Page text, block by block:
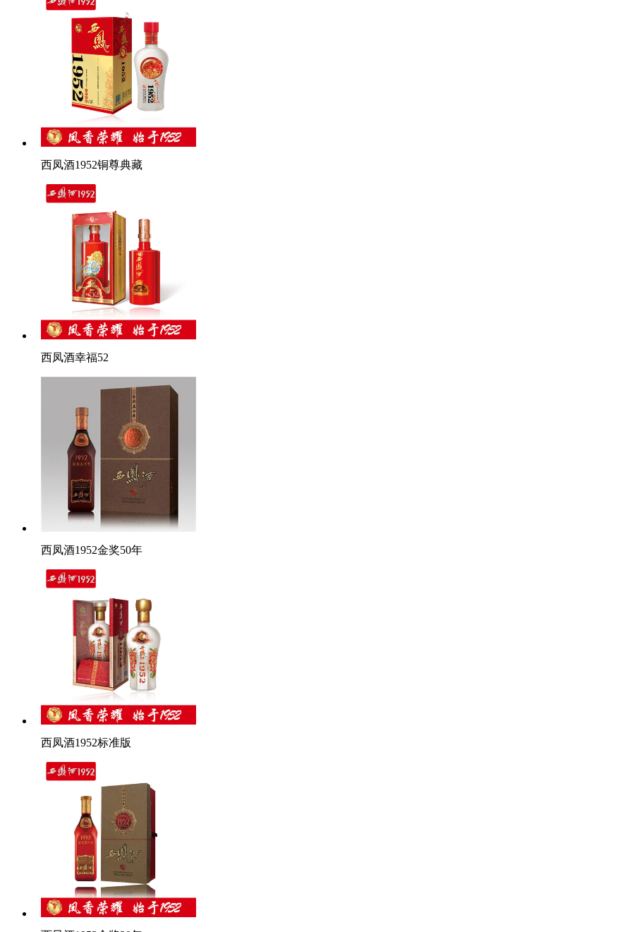
西凤酒1952铜尊典藏
西凤酒幸福52
西凤酒1952金奖50年
西凤酒1952标准版